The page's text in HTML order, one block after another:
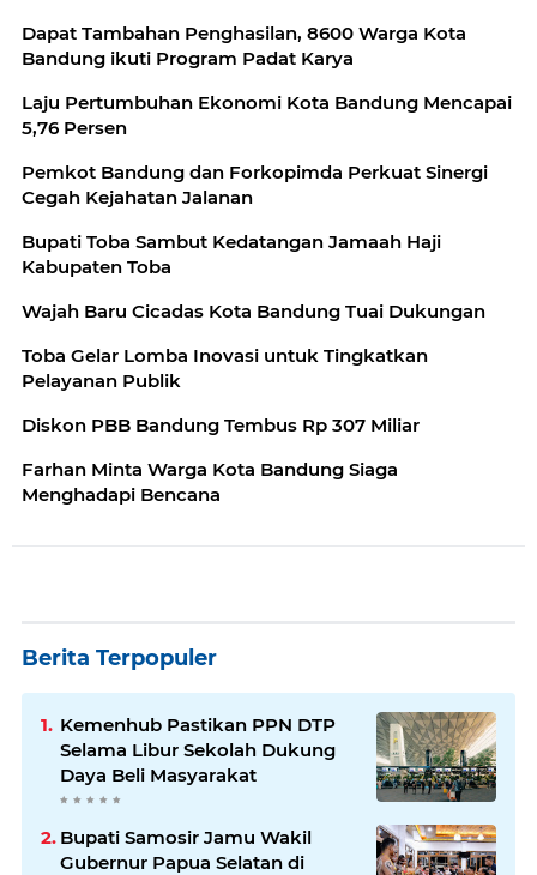
Dapat Tambahan Penghasilan, 8600 Warga Kota
Bandung ikuti Program Padat Karya
Laju Pertumbuhan Ekonomi Kota Bandung Mencapai
5,76 Persen
Pemkot Bandung dan Forkopimda Perkuat Sinergi
Cegah Kejahatan Jalanan
Bupati Toba Sambut Kedatangan Jamaah Haji
Kabupaten Toba
Wajah Baru Cicadas Kota Bandung Tuai Dukungan
Toba Gelar Lomba Inovasi untuk Tingkatkan
Pelayanan Publik
Diskon PBB Bandung Tembus Rp 307 Miliar
Farhan Minta Warga Kota Bandung Siaga
Menghadapi Bencana
Berita Terpopuler
Kemenhub Pastikan PPN DTP
Selama Libur Sekolah Dukung
Daya Beli Masyarakat
Bupati Samosir Jamu Wakil
Gubernur Papua Selatan di